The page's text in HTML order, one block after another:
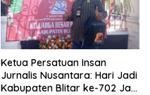
Ketua Persatuan Insan
Jurnalis Nusantara: Hari Jadi
Kabupaten Blitar ke-702 Jadi